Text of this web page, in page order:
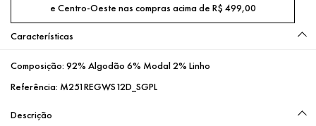
e Centro-Oeste nas compras acima de R$ 499,00
Características
Composição: 92% Algodão 6% Modal 2% Linho
Referência: M251REGWS12D_SGPL
Descrição